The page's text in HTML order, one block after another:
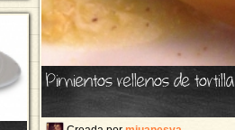
Pimientos rellenos de tortilla